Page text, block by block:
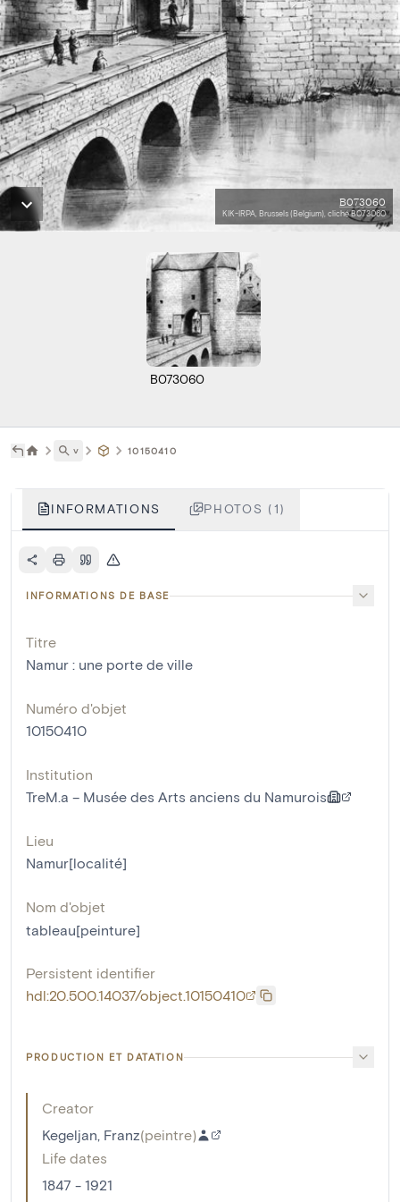
B073060
KIK-IRPA, Brussels (Belgium), cliché B073060
B073060
˅ 10150410
INFORMATIONS PHOTOS (1)
INFORMATIONS DE BASE
Titre
Namur : une porte de ville
Numéro d'objet
10150410
Institution
TreM.a – Musée des Arts anciens du Namurois
Lieu
Namur[localité]
Nom d'objet
tableau[peinture]
Persistent identifier
hdl:20.500.14037/object.10150410
PRODUCTION ET DATATION
Creator
Kegeljan, Franz(peintre)
Life dates
1847 - 1921